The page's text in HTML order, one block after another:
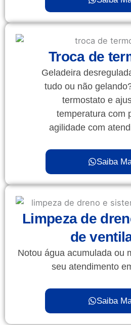
Troca de
Geladeira
tudo ou não
termostato e
temperatura com
agilidade com
Saiba
Limpeza de
de
Notou água acumulada ou
seu atendimento
Saiba